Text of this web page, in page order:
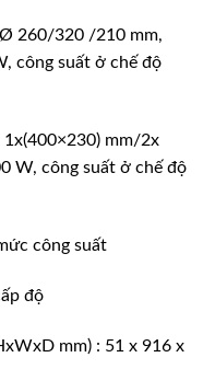
260/320 /210 mm,
công suất ở chế độ
mm/2x
W, công suất ở chế độ
công suất
độ
mm) : 51 x 916 x